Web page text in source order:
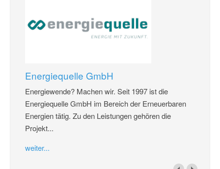
Energiequelle GmbH
Energiewende? Machen wir. Seit 1997 ist die
Energiequelle GmbH im Bereich der Erneuerbaren
Energien tätig. Zu den Leistungen gehören die
Projekt...
weiter...